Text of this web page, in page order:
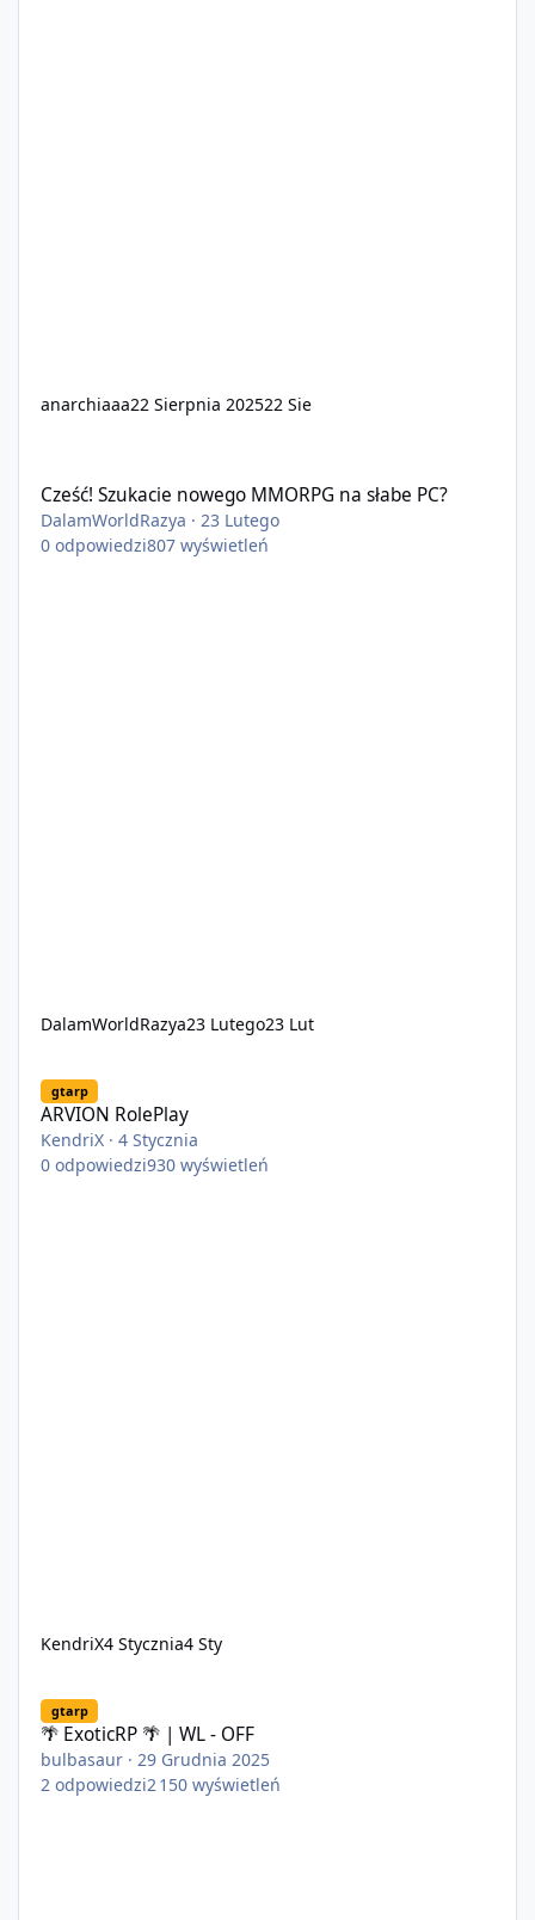
anarchiaaa22 Sierpnia 202522 Sie
Cześć! Szukacie nowego MMORPG na słabe PC?
DalamWorldRazya ·23 Lutego
0 odpowiedzi807 wyświetleń
DalamWorldRazya23 Lutego23 Lut
gtarp
ARVION RolePlay
KendriX ·4 Stycznia
0 odpowiedzi930 wyświetleń
KendriX4 Stycznia4 Sty
gtarp
🌴 ExoticRP 🌴 | WL - OFF
bulbasaur ·29 Grudnia 2025
2 odpowiedzi2 150 wyświetleń